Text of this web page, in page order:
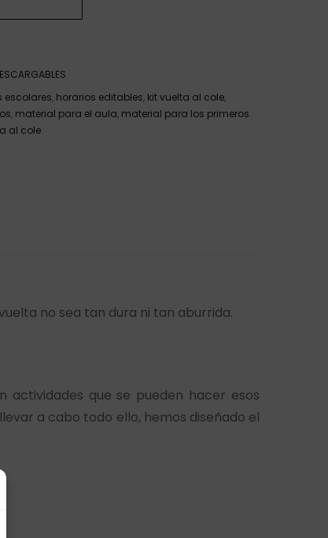
escolares, horarios editables, kit vuelta al cole,
, material para el aula, material para los primeros
al cole
no sea tan dura ni tan aburrida.
que se pueden hacer esos
a cabo todo ello, hemos diseñado el